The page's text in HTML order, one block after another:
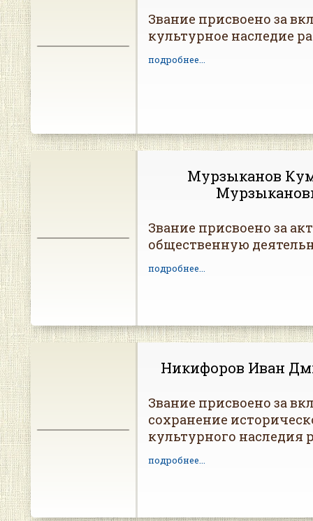
Звание присвоено за
культурное наследие
подробнее...
Мурзыканов
Звание присвоено за
общественную
подробнее...
Никифоров Иван
Звание присвоено за
сохранение
культурного наследия
подробнее...